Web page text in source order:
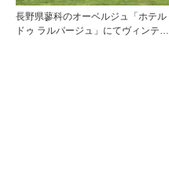
長野県蓼科のオーベルジュ「ホテル
ドゥ ラルパージュ」にてヴィンテー